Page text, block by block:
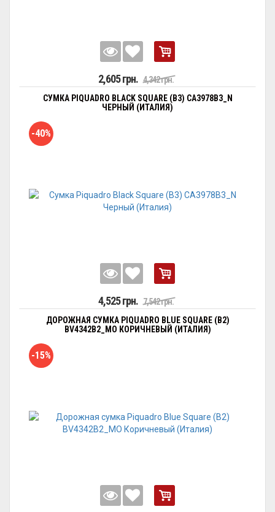
2,605 грн. 4,342 грн.
СУМКА PIQUADRO BLACK SQUARE (B3) CA3978B3_N
ЧЕРНЫЙ (ИТАЛИЯ)
-40%
4,525 грн. 7,542 грн.
ДОРОЖНАЯ СУМКА PIQUADRO BLUE SQUARE (B2)
BV4342B2_MO КОРИЧНЕВЫЙ (ИТАЛИЯ)
-15%